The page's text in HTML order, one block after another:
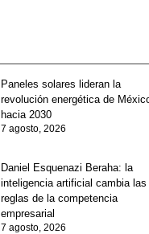
Paneles solares lideran la
revolución energética de
hacia 2030
7 agosto, 2026
Daniel Esquenazi Beraha: la
inteligencia artificial cambia las
reglas de la competencia
empresarial
7 agosto, 2026